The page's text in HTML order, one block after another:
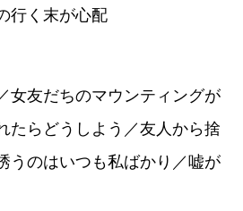
行く末が心配
女友だちのマウンティングが
たらどうしよう／友人から捨
うのはいつも私ばかり／嘘が